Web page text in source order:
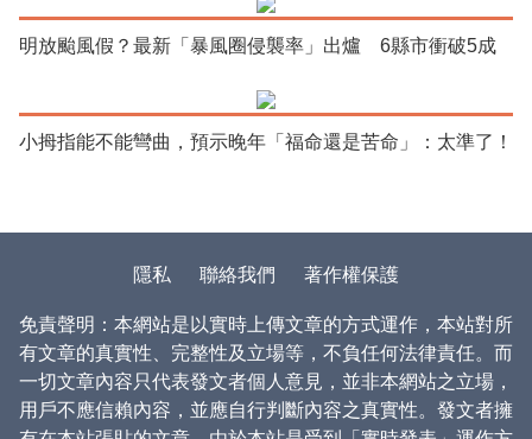
明放颱風假？最新「暴風圈侵襲率」出爐 6縣市衝破5成
小拇指能不能彎曲，預示晚年「福命還是苦命」：太準了！
隱私 聯絡我們 著作權保護
免責聲明：本網站是以實時上傳文章的方式運作，本站對所
有文章的真實性、完整性及立場等，不負任何法律責任。而
一切文章內容只代表發文者個人意見，並非本網站之立場，
用戶不應信賴內容，並應自行判斷內容之真實性。發文者擁